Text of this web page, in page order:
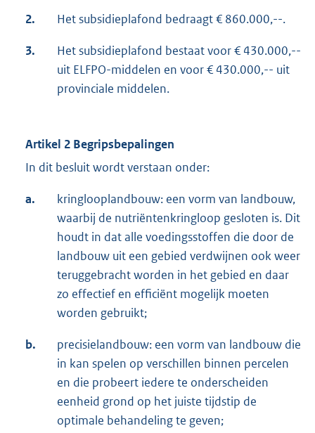
2. Het subsidieplafond bedraagt € 860.000,--.
3.
Het subsidieplafond bestaat voor € 430.000,--
uit ELFPO-middelen en voor € 430.000,-- uit
provinciale middelen.
Artikel 2 Begripsbepalingen
In dit besluit wordt verstaan onder:
a.
kringlooplandbouw: een vorm van landbouw,
waarbij de nutriëntenkringloop gesloten is. Dit
houdt in dat alle voedingsstoffen die door de
landbouw uit een gebied verdwijnen ook weer
teruggebracht worden in het gebied en daar
zo effectief en efficiënt mogelijk moeten
worden gebruikt;
b.
precisielandbouw: een vorm van landbouw die
in kan spelen op verschillen binnen percelen
en die probeert iedere te onderscheiden
eenheid grond op het juiste tijdstip de
optimale behandeling te geven;